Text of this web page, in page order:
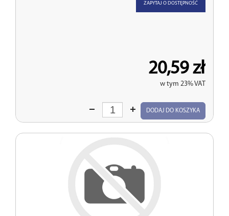
ZAPYTAJ O DOSTĘPNOŚĆ
20,59 zł
w tym 23% VAT
Wprowadź
DODAJ DO KOSZYKA